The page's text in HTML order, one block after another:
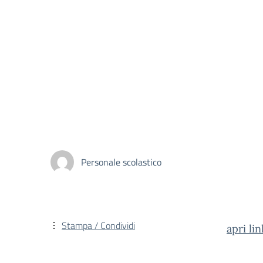
Personale scolastico
apri
Stampa / Condividi